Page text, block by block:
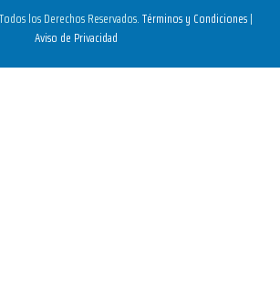
los Derechos Reservados.Términos y Condiciones|
Aviso de Privacidad